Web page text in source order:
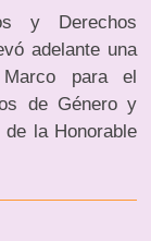
y Derechos
adelante una
para el
de Género y
la Honorable